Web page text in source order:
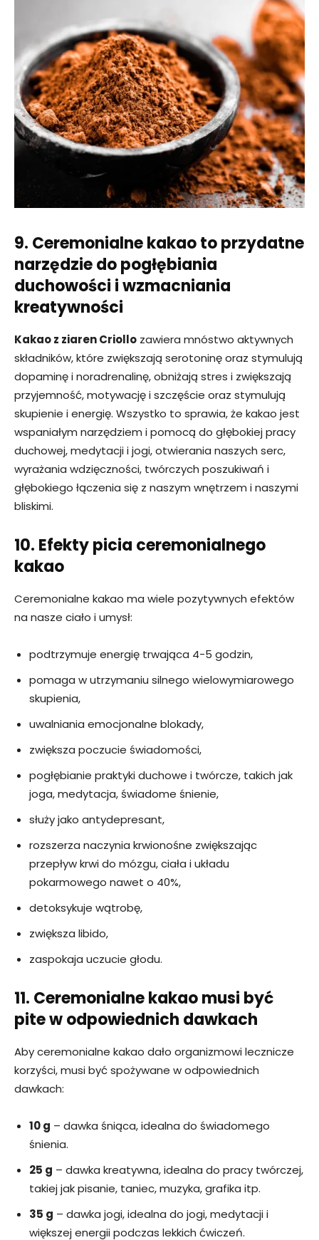
9. Ceremonialne kakao to przydatne
narzędzie do pogłębiania
duchowości i wzmacniania
kreatywności
Kakao z ziaren Criollo zawiera mnóstwo aktywnych
składników, które zwiększają serotoninę oraz stymulują
dopaminę i noradrenalinę, obniżają stres i zwiększają
przyjemność, motywację i szczęście oraz stymulują
skupienie i energię. Wszystko to sprawia, że ​​kakao jest
wspaniałym narzędziem i pomocą do głębokiej pracy
duchowej, medytacji i jogi, otwierania naszych serc,
wyrażania wdzięczności, twórczych poszukiwań i
głębokiego łączenia się z naszym wnętrzem i naszymi
bliskimi.
10. Efekty picia ceremonialnego
kakao
Ceremonialne kakao ma wiele pozytywnych efektów
na nasze ciało i umysł:
podtrzymuje energię trwająca 4-5 godzin,
pomaga w utrzymaniu silnego wielowymiarowego
skupienia,
uwalniania emocjonalne blokady,
zwiększa poczucie świadomości,
pogłębianie praktyki duchowe i twórcze, takich jak
joga, medytacja, świadome śnienie,
służy jako antydepresant,
rozszerza naczynia krwionośne zwiększając
przepływ krwi do mózgu, ciała i układu
pokarmowego nawet o 40%,
detoksykuje wątrobę,
zwiększa libido,
zaspokaja uczucie głodu.
11. Ceremonialne kakao musi być
pite w odpowiednich dawkach
Aby ceremonialne kakao dało organizmowi lecznicze
korzyści, musi być spożywane w odpowiednich
dawkach:
10 g – dawka śniąca, idealna do świadomego
śnienia.
25 g – dawka kreatywna, idealna do pracy twórczej,
takiej jak pisanie, taniec, muzyka, grafika itp.
35 g – dawka jogi, idealna do jogi, medytacji i
większej energii podczas lekkich ćwiczeń.